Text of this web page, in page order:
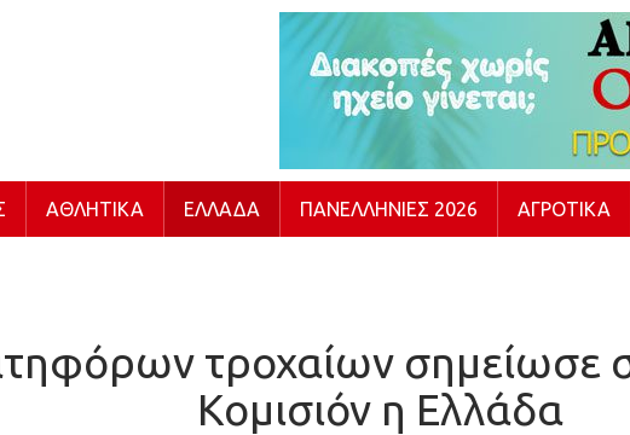
ΑΘΛΗΤΙΚΆ ΕΛΛΆΔΑ ΠΑΝΕΛΛΉΝΙΕΣ 2026 ΑΓΡΟΤΙΚΆ
τροχαίων σημείωσε
Κομισιόν η Ελλάδα